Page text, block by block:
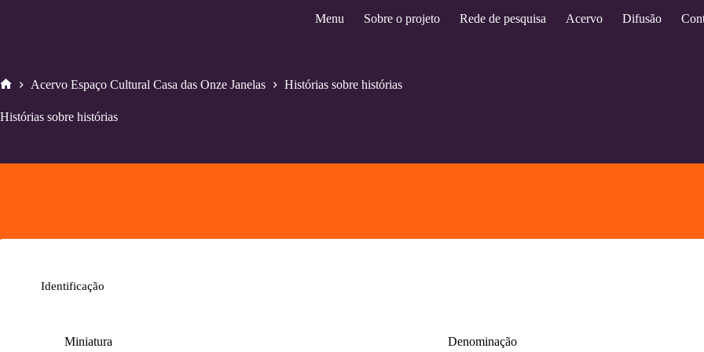
Menu Sobre o projeto Rede de pesquisa Acervo Difusão
Acervo Espaço Cultural Casa das Onze Janelas Histórias sobre histórias
Histórias sobre histórias
Identificação
Miniatura Denominação